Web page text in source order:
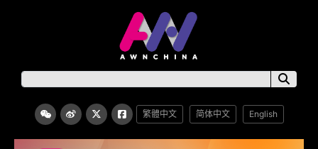
繁體中文 简体中文 English